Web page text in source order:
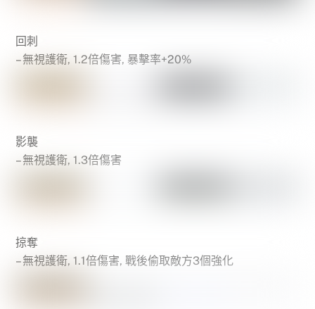
回刺
– 無視護衛, 1.2倍傷害, 暴擊率+20%
影襲
– 無視護衛, 1.3倍傷害
掠奪
– 無視護衛, 1.1倍傷害, 戰後偷取敵方3個強化